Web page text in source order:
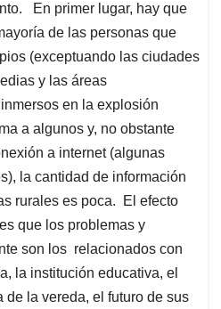
En primer lugar, hay que
de las personas que
(exceptuando las ciudades
y las áreas
en la explosión
a algunos y, no obstante
a internet (algunas
la cantidad de información
rurales es poca. El efecto
que los problemas y
son los relacionados con
la institución educativa, el
de la vereda, el futuro de sus